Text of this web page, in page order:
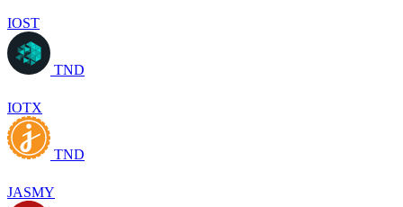
IOST
TND
IOTX
TND
JASMY